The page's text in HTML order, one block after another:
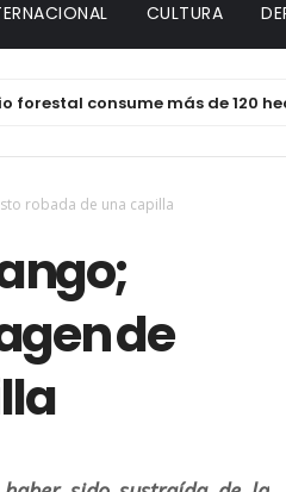
CULTURA
consume más de 120
robada de una capilla
de